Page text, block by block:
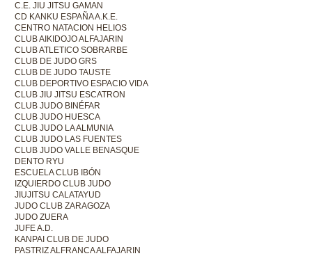
C.E. JIU JITSU GAMAN
CD KANKU ESPAÑA A.K.E.
CENTRO NATACION HELIOS
CLUB AIKIDOJO ALFAJARIN
CLUB ATLETICO SOBRARBE
CLUB DE JUDO GRS
CLUB DE JUDO TAUSTE
CLUB DEPORTIVO ESPACIO VIDA
CLUB JIU JITSU ESCATRON
CLUB JUDO BINÉFAR
CLUB JUDO HUESCA
CLUB JUDO LA ALMUNIA
CLUB JUDO LAS FUENTES
CLUB JUDO VALLE BENASQUE
DENTO RYU
ESCUELA CLUB IBÓN
IZQUIERDO CLUB JUDO
JIUJITSU CALATAYUD
JUDO CLUB ZARAGOZA
JUDO ZUERA
JUFE A.D.
KANPAI CLUB DE JUDO
PASTRIZ ALFRANCA ALFAJARIN